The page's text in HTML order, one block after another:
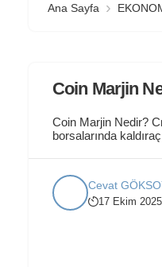
Ana Sayfa
Coin Marjin
Coin Marjin Nedir?
borsalarında
ayrılan teminatın...
Cevat
17 Ekim 2025